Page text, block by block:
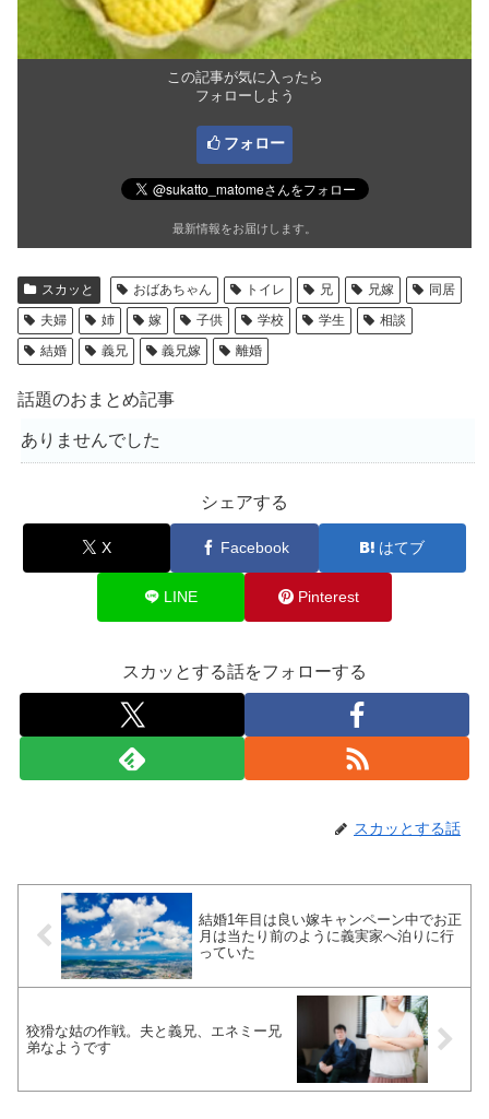
この記事が気に入ったら
フォローしよう
フォロー
最新情報をお届けします。
スカッと おばあちゃん トイレ 兄 兄嫁
同居
夫婦
姉 嫁 子供 学校 学生
相談
結婚
義兄 義兄嫁 離婚
話題のおまとめ記事
ありませんでした
シェアする
X Facebook はてブ
LINE Pinterest
スカッとする話をフォローする
スカッとする話
結婚1年目は良い嫁キャンペーン中でお正
月は当たり前のように義実家へ泊りに行
っていた
狡猾な姑の作戦。夫と義兄、エネミー兄
弟なようです